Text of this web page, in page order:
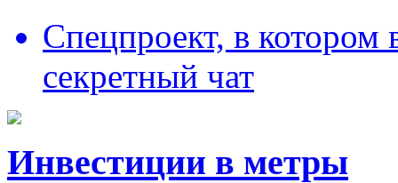
Спецпроект, в котором
секретный чат
Инвестиции в метры